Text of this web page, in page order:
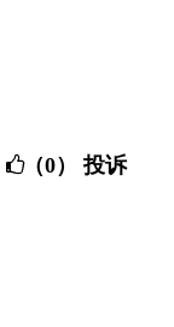
（0） 投诉